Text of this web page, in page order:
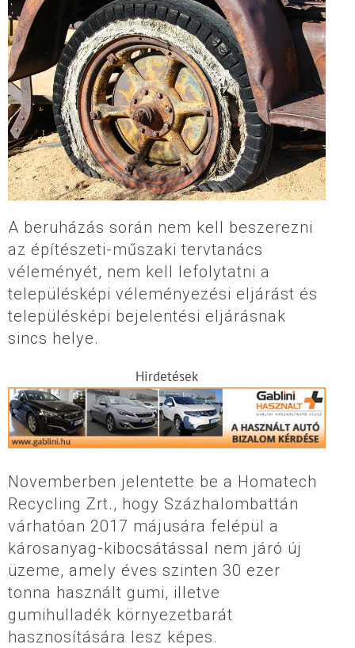
A beruházás során nem kell beszerezni
az építészeti-műszaki tervtanács
véleményét, nem kell lefolytatni a
településképi véleményezési eljárást és
településképi bejelentési eljárásnak
sincs helye.
Hirdetések
Novemberben jelentette be a Homatech
Recycling Zrt., hogy Százhalombattán
várhatóan 2017 májusára felépül a
károsanyag-kibocsátással nem járó új
üzeme, amely éves szinten 30 ezer
tonna használt gumi, illetve
gumihulladék környezetbarát
hasznosítására lesz képes.